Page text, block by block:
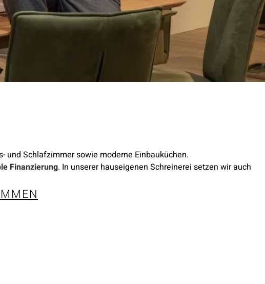
und Schlafzimmer sowie moderne Einbauküchen.
Finanzierung. In unserer hauseigenen Schreinerei setzen wir auch